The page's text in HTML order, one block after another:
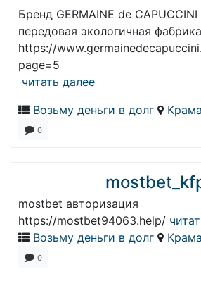
Бренд GERMAINE de CAPUCCINI
передовая экологичная
https://
page=5
читать далее
Возьму деньги в долг
0
mostbet авторизация
https://mostbet94063.help/
Возьму деньги в долг
0